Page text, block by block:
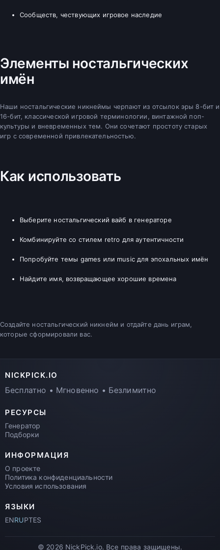
Сообществ, чествующих игровое наследие
Элементы ностальгических
имён
Наши ностальгические никнеймы черпают из отсылок эры 8-бит и
16-бит, классической игровой терминологии, винтажной поп-
культуры и вневременных тем. Они сочетают простоту старых
игр с современной привлекательностью.
Как использовать
Выберите ностальгический вайб в генераторе
Комбинируйте со стилем retro для аутентичности
Попробуйте темы games или music для эпохальных имён
Найдите имя, возвращающее хорошие времена
Создайте ностальгический никнейм и отдайте дань играм,
которые сформировали вас.
NICKPICK.IO
Бесплатно • Мгновенно • Безлимитно
РЕСУРСЫ
Генератор
Подборки
ИНФОРМАЦИЯ
О проекте
Политика конфиденциальности
Условия использования
ЯЗЫКИ
ENRUPTES
© 2026 NickPick.io. Все права защищены.